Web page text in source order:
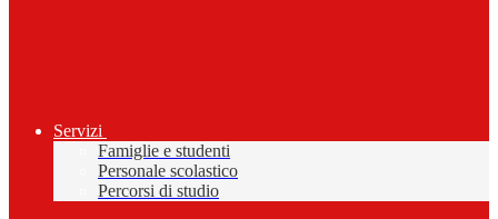
Servizi
Famiglie e studenti
Personale scolastico
Percorsi di studio